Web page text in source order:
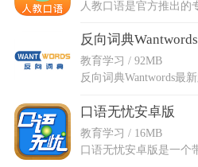
反向词典Wantwords
教育学习 / 92MB
口语无忧安卓版
教育学习 / 16MB